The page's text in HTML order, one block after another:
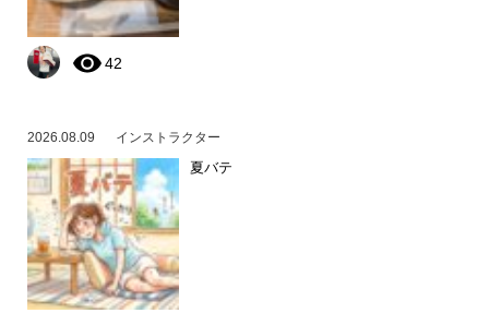
42
2026.08.09 インストラクター
夏バテ